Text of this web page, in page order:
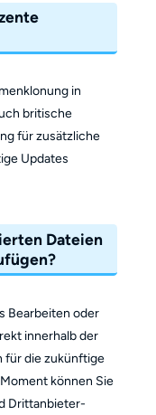
in
britische
für zusätzliche
Updates
Dateien
Bearbeiten oder
innerhalb der
für die zukünftige
können Sie
Drittanbieter-